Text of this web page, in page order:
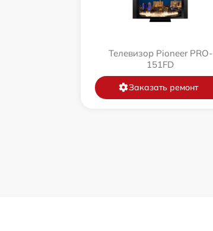
Телевизор Pioneer PRO-
151FD
Заказать ремонт